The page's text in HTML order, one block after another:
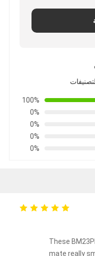
100%
0%
0%
0%
0%
These
mate really